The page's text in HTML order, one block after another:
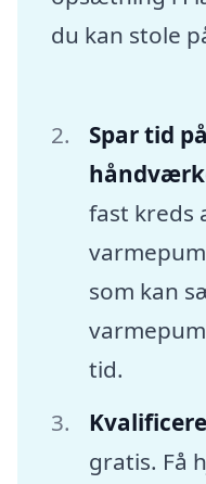
du kan stole
Spar tid
fast kreds
som kan
tid.
gratis. Få